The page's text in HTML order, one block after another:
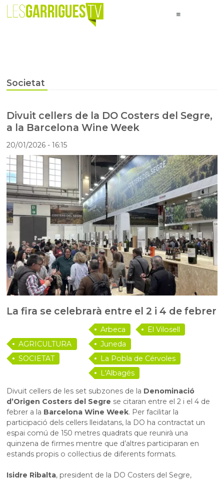
Societat
Divuit cellers de la DO Costers del Segre,
a la Barcelona Wine Week
20/01/2026- 16:15
La fira se celebrarà entre el 2 i 4 de febrer
AGRICULTURA
I RAMADERIA
SOCIETAT
Arbeca
El Vilosell
Juneda
La Pobla de Cérvoles
L'Albagés
Divuit cellers de les set subzones de la Denominació
d’Origen Costers del Segre se citaran entre el 2 i el 4 de
febrer a la Barcelona Wine Week. Per facilitar la
participació dels cellers lleidatans, la DO ha contractat un
espai comú de 150 metres quadrats que reunirà una
quinzena de firmes mentre que d’altres participaran en
estands propis o col·lectius de diferents formats.
Isidre Ribalta, president de la DO Costers del Segre,